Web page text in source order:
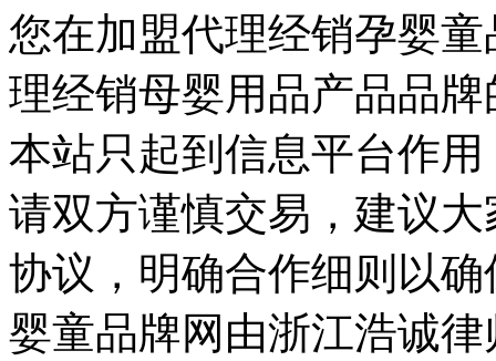
您在加盟代理经销孕婴
理经销母婴用品产品品
本站只起到信息平台作
请双方谨慎交易，建议
协议，明确合作细则以
婴童品牌网由浙江浩诚